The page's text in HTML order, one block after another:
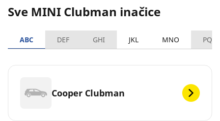
Sve MINI Clubman inačice
ABC DEF GHI JKL MNO PQRS
Cooper Clubman